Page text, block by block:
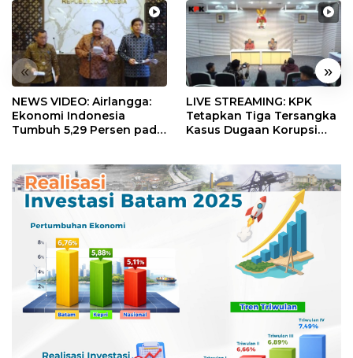
« »
NEWS VIDEO: Airlangga:
Ekonomi Indonesia
Tumbuh 5,29 Persen pada
LIVE STREAMING: KPK
Tetapkan Tiga Tersangka
Kasus Dugaan Korupsi